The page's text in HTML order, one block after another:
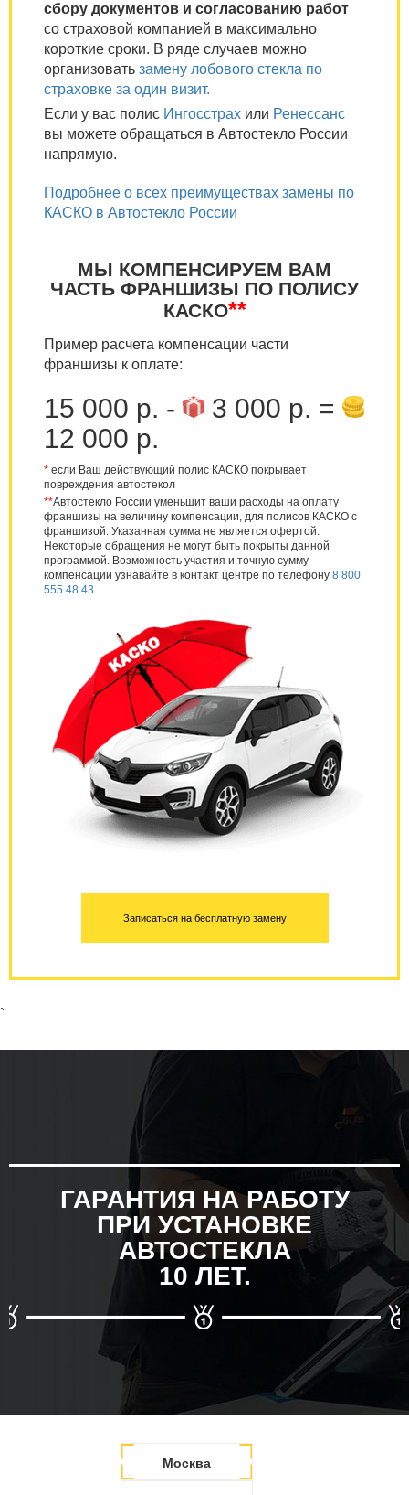
сбору документов и согласованию работ
со страховой компанией в максимально
короткие сроки. В ряде случаев можно
организовать замену лобового стекла по
страховке за один визит.
Если у вас полис Ингосстрах или Ренессанс
вы можете обращаться в Автостекло России
напрямую.
Подробнее о всех преимуществах замены по
КАСКО в Автостекло России
МЫ КОМПЕНСИРУЕМ ВАМ
ЧАСТЬ ФРАНШИЗЫ ПО ПОЛИСУ
КАСКО**
Пример расчета компенсации части
франшизы к оплате:
15 000 р. -
3 000 р. =
12 000 р.
* если Ваш действующий полис КАСКО покрывает
повреждения автостекол
**Автостекло России уменьшит ваши расходы на оплату
франшизы на величину компенсации, для полисов КАСКО с
франшизой. Указанная сумма не является офертой.
Некоторые обращения не могут быть покрыты данной
программой. Возможность участия и точную сумму
компенсации узнавайте в контакт центре по телефону 8 800
555 48 43
Записаться на бесплатную замену
`
ГАРАНТИЯ НА РАБОТУ
ПРИ УСТАНОВКЕ
АВТОСТЕКЛА
10 ЛЕТ.
Москва